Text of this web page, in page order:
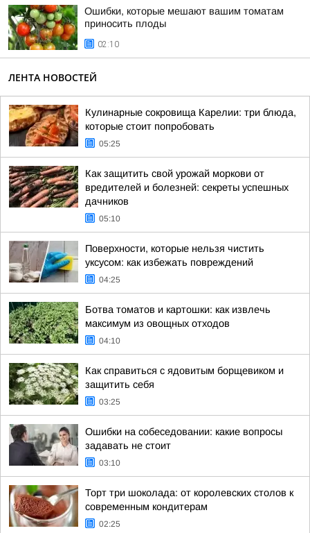
Ошибки, которые мешают вашим томатам
приносить плоды
02:10
ЛЕНТА НОВОСТЕЙ
Кулинарные сокровища Карелии: три блюда,
которые стоит попробовать
05:25
Как защитить свой урожай моркови от
вредителей и болезней: секреты успешных
дачников
05:10
Поверхности, которые нельзя чистить
уксусом: как избежать повреждений
04:25
Ботва томатов и картошки: как извлечь
максимум из овощных отходов
04:10
Как справиться с ядовитым борщевиком и
защитить себя
03:25
Ошибки на собеседовании: какие вопросы
задавать не стоит
03:10
Торт три шоколада: от королевских столов к
современным кондитерам
02:25